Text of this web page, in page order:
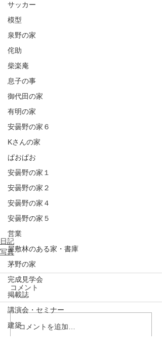
サッカー
模型
泉野の家
侘助
柴楽庵
息子の事
御代田の家
有明の家
安曇野の家６
Kさんの家
ぱおぱお
安曇野の家１
安曇野の家２
安曇野の家４
安曇野の家５
営業
屋敷林のある家・書庫
茅野の家
完成見学会
掲載誌
講演会・セミナー
建築
日記
写真
コメント
コメントを追加…